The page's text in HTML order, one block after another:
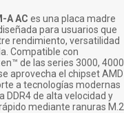
A AC es una placa madre
para usuarios que
rendimiento, versatilidad
Compatible con
de las series 3000, 4000
aprovecha el chipset AMD
a tecnologías modernas
DDR4 de alta velocidad y
mediante ranuras M.2